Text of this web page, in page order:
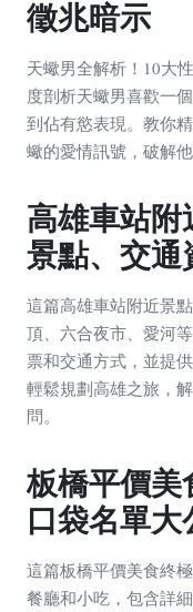
徵兆暗示
天蠍男全解析！10大
度剖析天蠍男喜歡一
到佔有慾表現。教你
蠍的愛情訊號，破解
高雄車站附
景點、交通
這篇高雄車站附近景
頂、六合夜市、愛河
票和交通方式，並提
輕鬆規劃高雄之旅，
問。
板橋平價美
口袋名單大
這篇板橋平價美食終
餐廳和小吃，包含詳